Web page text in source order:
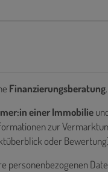
Finanzierungsberatung.
einer Immobilie
zur
oder
personenbezogenen